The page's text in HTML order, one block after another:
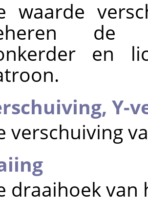
waarde
de
en
Y-
verschuiving
draaihoek